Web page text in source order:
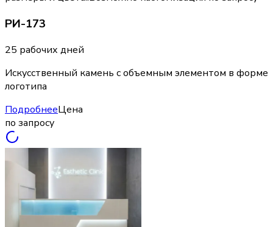
РИ-173
25 рабочих дней
Искусственный камень с объемным элементом в форме
логотипа
ПодробнееЦена
по запросу